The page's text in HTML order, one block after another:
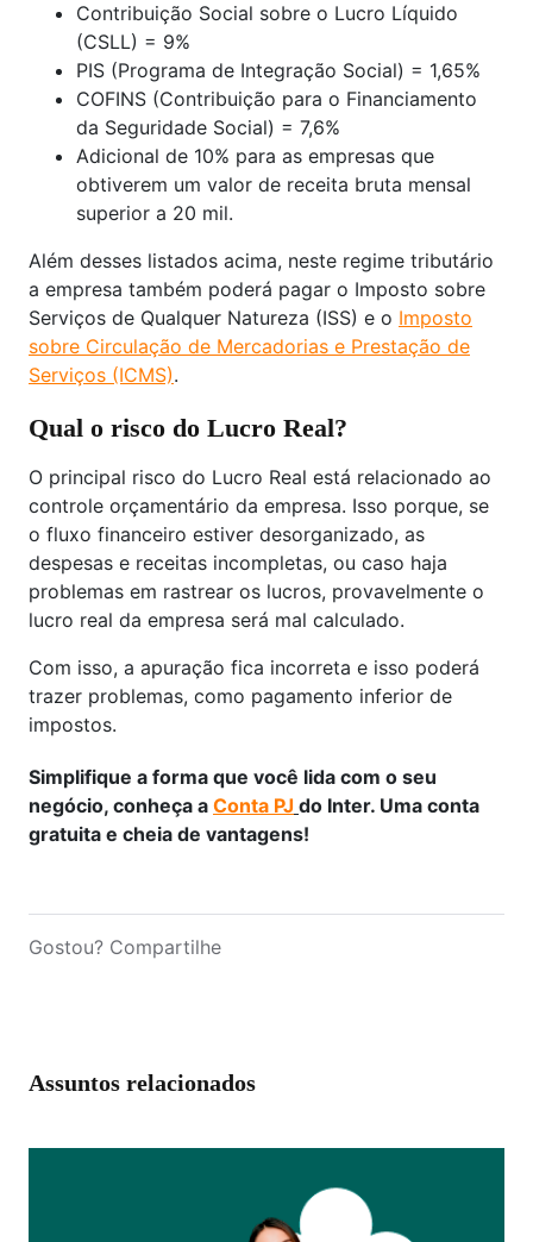
Contribuição Social sobre o Lucro Líquido
(CSLL) = 9%
PIS (Programa de Integração Social) = 1,65%
COFINS (Contribuição para o Financiamento
da Seguridade Social) = 7,6%
Adicional de 10% para as empresas que
obtiverem um valor de receita bruta mensal
superior a 20 mil.
Além desses listados acima, neste regime tributário
a empresa também poderá pagar o Imposto sobre
Serviços de Qualquer Natureza (ISS) e o Imposto
sobre Circulação de Mercadorias e Prestação de
Serviços (ICMS).
Qual o risco do Lucro Real?
O principal risco do Lucro Real está relacionado ao
controle orçamentário da empresa. Isso porque, se
o fluxo financeiro estiver desorganizado, as
despesas e receitas incompletas, ou caso haja
problemas em rastrear os lucros, provavelmente o
lucro real da empresa será mal calculado.
Com isso, a apuração fica incorreta e isso poderá
trazer problemas, como pagamento inferior de
impostos.
Simplifique a forma que você lida com o seu
negócio, conheça a Conta PJ do Inter. Uma conta
gratuita e cheia de vantagens!
Gostou? Compartilhe
Assuntos relacionados